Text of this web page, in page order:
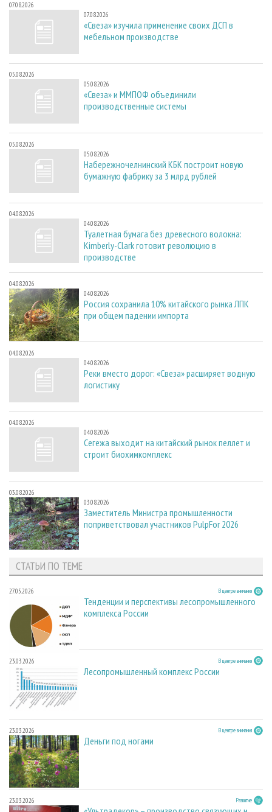
07.08.2026
07.08.2026
«Свеза» изучила применение своих ДСП в
мебельном производстве
05.08.2026
05.08.2026
«Свеза» и ММПОФ объединили
производственные системы
05.08.2026
05.08.2026
Набережночелнинский КБК построит новую
бумажную фабрику за 3 млрд рублей
04.08.2026
04.08.2026
Туалетная бумага без древесного волокна:
Kimberly-Clark готовит революцию в
производстве
04.08.2026
04.08.2026
Россия сохранила 10% китайского рынка ЛПК
при общем падении импорта
04.08.2026
04.08.2026
Реки вместо дорог: «Свеза» расширяет водную
логистику
04.08.2026
04.08.2026
Сегежа выходит на китайский рынок пеллет и
строит биохимкомплекс
03.08.2026
03.08.2026
Заместитель Министра промышленности
поприветствовал участников PulpFor 2026
СТАТЬИ ПО ТЕМЕ
27.05.2026 В центре внимания
Тенденции и перспективы лесопромышленного
комплекса России
23.03.2026 В центре внимания
Лесопромышленный комплекс России
23.03.2026 В центре внимания
Деньги под ногами
23.03.2026 Развитие